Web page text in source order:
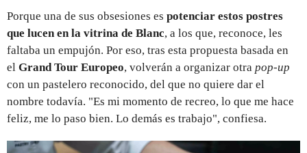
Porque una de sus obsesiones es potenciar estos postres
que lucen en la vitrina de Blanc, a los que, reconoce, les
faltaba un empujón. Por eso, tras esta propuesta basada en
el Grand Tour Europeo, volverán a organizar otra pop-up
con un pastelero reconocido, del que no quiere dar el
nombre todavía. "Es mi momento de recreo, lo que me hace
feliz, me lo paso bien. Lo demás es trabajo", confiesa.